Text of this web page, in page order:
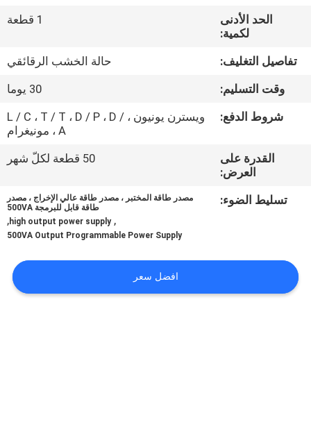
مراقبة
الجودة
اطلب
خريطة
الحد الأدنى
لكمية:
1 قطعة
تفاصيل التغليف:
حالة الخشب الرقائقي
وقت التسليم:
30 يوما
شروط الدفع:
ويسترن يونيون ، L / C ، T / T ، D / P ، D /
A ، مونيغرام
القدرة على
العرض:
50 قطعة لكلّ شهر
تسليط الضوء:
مصدر طاقة المختبر ، مصدر طاقة عالي الإخراج ، مصدر
طاقة قابل للبرمجة 500VA
,
high output power supply
,
500VA Output Programmable Power Supply
افضل سعر